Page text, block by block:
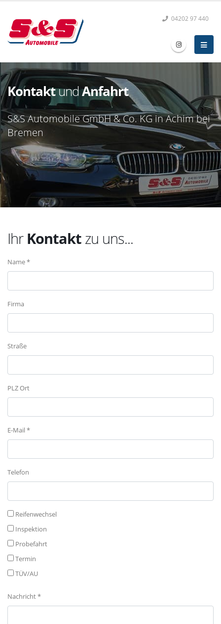
04202 97 440
KontaktundAnfahrt
S&S Automobile GmbH & Co. KG in Achim bei
Bremen
Ihr Kontakt zu uns...
Name *
Firma
Straße
PLZ Ort
E-Mail *
Telefon
Reifenwechsel
Inspektion
Probefahrt
Termin
TÜV/AU
Nachricht *